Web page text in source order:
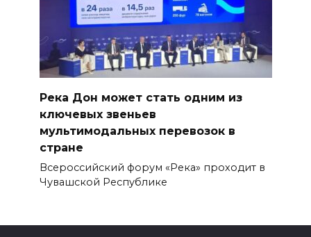
Река Дон может стать одним из
ключевых звеньев
мультимодальных перевозок в
стране
Всероссийский форум «Река» проходит в
Чувашской Республике